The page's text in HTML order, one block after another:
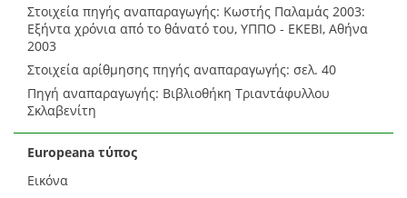
Στοιχεία πηγής αναπαραγωγής: Κωστής Παλαμάς 2003:
Εξήντα χρόνια από το θάνατό του, ΥΠΠΟ - ΕΚΕΒΙ, Αθήνα
2003
Στοιχεία αρίθμησης πηγής αναπαραγωγής: σελ. 40
Πηγή αναπαραγωγής: Βιβλιοθήκη Τριαντάφυλλου
Σκλαβενίτη
Europeana τύπος
Εικόνα